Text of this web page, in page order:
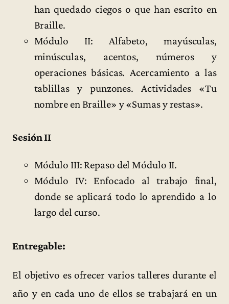
han quedado ciegos o que han escrito en
Braille.
Módulo II: Alfabeto, mayúsculas,
minúsculas, acentos, números y
operaciones básicas. Acercamiento a las
tablillas y punzones. Actividades «Tu
nombre en Braille» y «Sumas y restas».
Sesión II
Módulo III: Repaso del Módulo II.
Módulo IV: Enfocado al trabajo final,
donde se aplicará todo lo aprendido a lo
largo del curso.
Entregable:
El objetivo es ofrecer varios talleres durante el
año y en cada uno de ellos se trabajará en un